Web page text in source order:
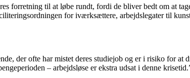
forretning til at løbe rundt, fordi de bliver bedt om at
for iværksættere, arbejdslegater til
der ofte har mistet deres studiejob og er i risiko for
– arbejdsløse er ekstra udsat i denne